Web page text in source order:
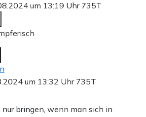
um 13:19 Uhr 735T
um 13:32 Uhr 735T
bringen, wenn man sich in